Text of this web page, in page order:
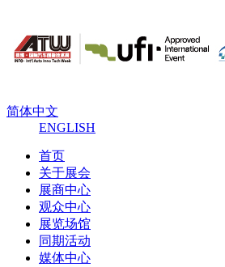
简体中文
ENGLISH
首页
关于展会
展商中心
观众中心
展览场馆
同期活动
媒体中心